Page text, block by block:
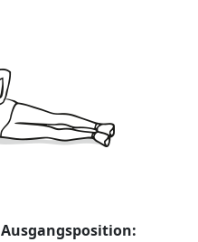
Ausgangsposition: